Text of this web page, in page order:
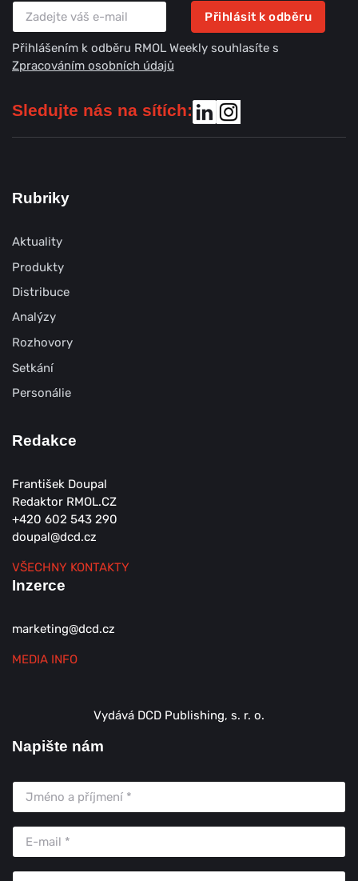
Přihlásit k odběru
Přihlášením k odběru RMOL Weekly souhlasíte s
Zpracováním osobních údajů
Sledujte nás na sítích:
Rubriky
Aktuality
Produkty
Distribuce
Analýzy
Rozhovory
Setkání
Personálie
Redakce
František Doupal
Redaktor RMOL.CZ
+420 602 543 290
doupal@dcd.cz
VŠECHNY KONTAKTY
Inzerce
marketing@dcd.cz
MEDIA INFO
Vydává DCD Publishing, s. r. o.
Napište nám